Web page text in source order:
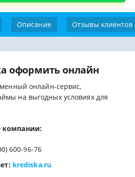
Описание Отзывы клиентов
оформить онлайн
онлайн-сервис,
на выгодных условиях для
компании:
600-96-76
krediska.ru